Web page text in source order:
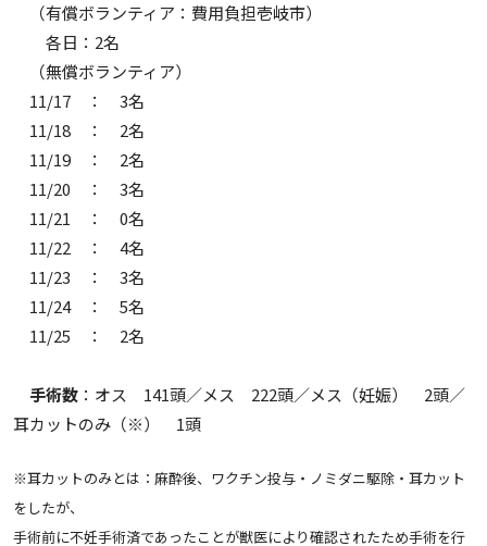
（有償ボランティア：費用負担壱岐市）
各日：2名
（無償ボランティア）
11/17 ： 3名
11/18 ： 2名
11/19 ： 2名
11/20 ： 3名
11/21 ： 0名
11/22 ： 4名
11/23 ： 3名
11/24 ： 5名
11/25 ： 2名
手術数 ：オス 141頭／メス 222頭／メス（妊娠） 2頭／
耳カットのみ（※） 1頭
※耳カットのみとは：麻酔後、ワクチン投与・ノミダニ駆除・耳カット
をしたが、
手術前に不妊手術済であったことが獣医により確認されたため手術を行